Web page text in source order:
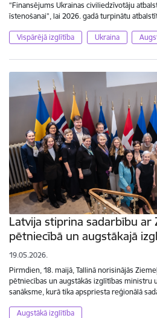
“Finansējums Ukrainas civiliedzīvotāju
īstenošanai”, lai 2026. gadā turpinātu
Vispārējā izglītība Ukraina
Latvija stiprina sadarbību ar
pētniecībā un augstākajā
19.05.2026.
Pirmdien, 18. maijā, Tallinā norisinājās
pētniecības un augstākās izglītības ministru
sanāksme, kurā tika apspriesta reģionālā
Augstākā izglītība